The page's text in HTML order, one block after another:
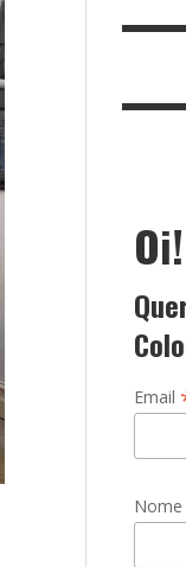
Oi!
Email
Nome